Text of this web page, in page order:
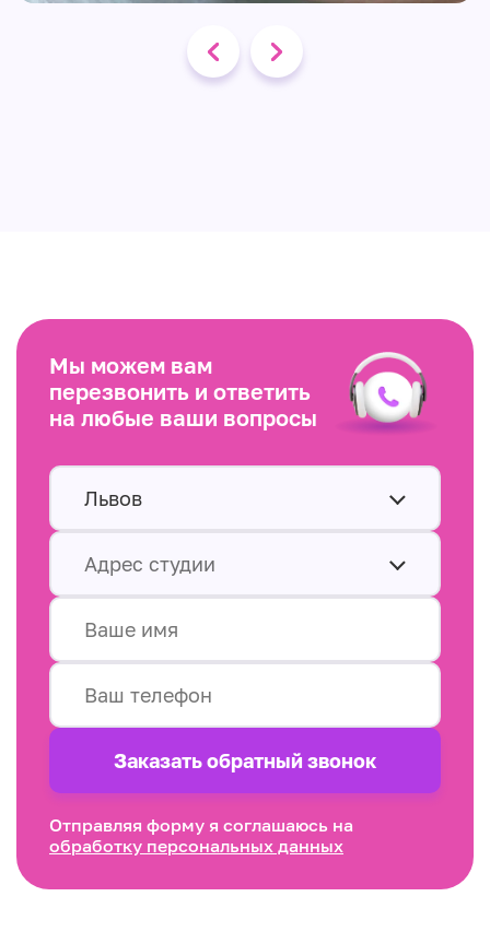
Мы можем вам
перезвонить и ответить
на любые ваши вопросы
Львов
Адрес студии
Заказать обратный звонок
Отправляя форму я соглашаюсь на
обработку персональных данных